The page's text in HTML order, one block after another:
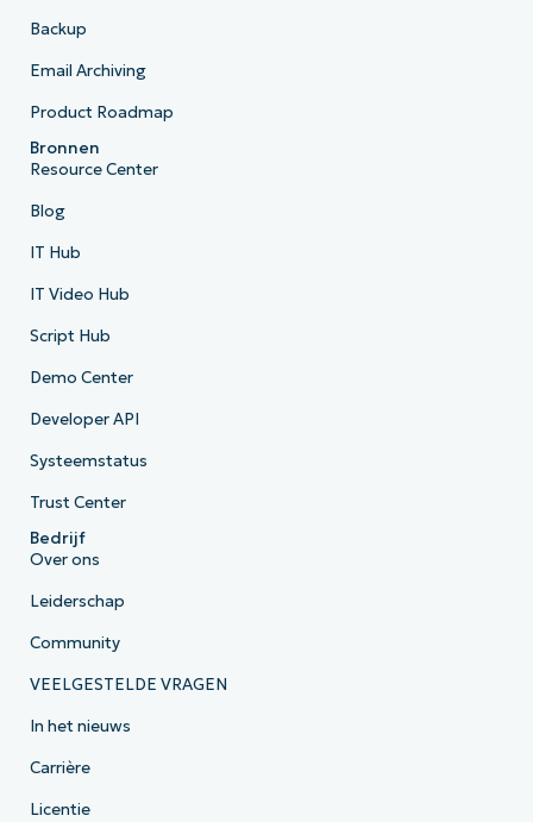
Backup
Email Archiving
Product Roadmap
Bronnen
Resource Center
Blog
IT Hub
IT Video Hub
Script Hub
Demo Center
Developer API
Systeemstatus
Trust Center
Bedrijf
Over ons
Leiderschap
Community
VEELGESTELDE VRAGEN
In het nieuws
Carrière
Licentie